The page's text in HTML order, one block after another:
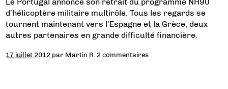
d’hélicoptère militaire multirôle. Tous les regards se
tournent maintenant vers l’Espagne et la Grèce, deux
autres partenaires en grande difficulté financière.
17 juillet 2012 par Martin R. 2 commentaires